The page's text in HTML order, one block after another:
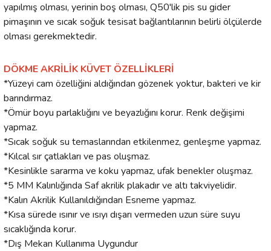
yapılmış olması, yerinin boş olması, Q50'lik pis su gider
pimaşının ve sıcak soğuk tesisat bağlantılarının belirli ölçülerde
olması gerekmektedir.
DÖKME AKRİLİK KÜVET ÖZELLİKLERİ
*Yüzeyi cam özelliğini aldığından gözenek yoktur, bakteri ve kir
barındırmaz.
*Ömür boyu parlaklığını ve beyazlığını korur. Renk değişimi
yapmaz.
*Sıcak soğuk su temaslarından etkilenmez, genleşme yapmaz.
*Kılcal sır çatlakları ve pas oluşmaz.
*Kesinlikle sararma ve koku yapmaz, ufak benekler oluşmaz.
*5 MM Kalınlığında Saf akrilik plakadır ve altı takviyelidir.
*Kalın Akrilik Kullanıldığından Esneme yapmaz.
*Kısa sürede ısınır ve ısıyı dışarı vermeden uzun süre suyu
sıcaklığında korur.
*Dış Mekan Kullanıma Uygundur